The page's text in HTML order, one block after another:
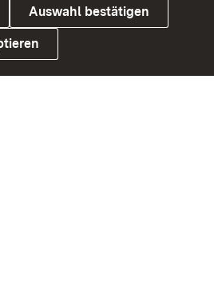
Auswahl bestätigen